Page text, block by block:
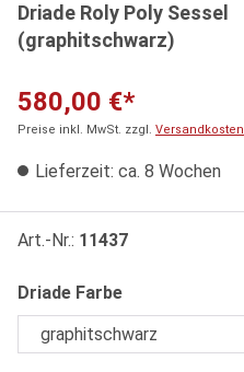
Driade Roly Poly Sessel
(graphitschwarz)
580,00 €*
Preise inkl. MwSt. zzgl. Versandkosten
Lieferzeit: ca. 8 Wochen
Art.-Nr.: 11437
Driade Farbeauswählen